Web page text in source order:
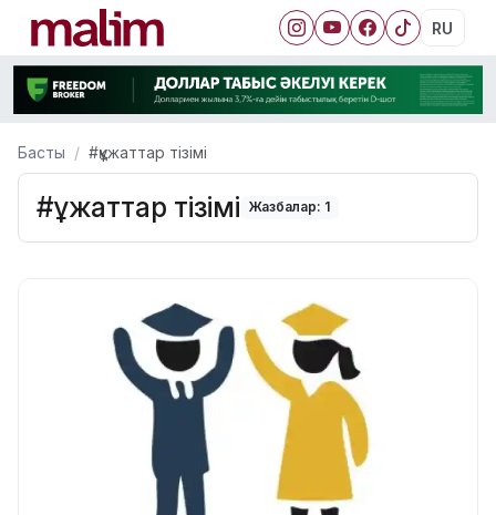
RU
Басты #құжаттар тізімі
#құжаттар тізімі Жазбалар: 1